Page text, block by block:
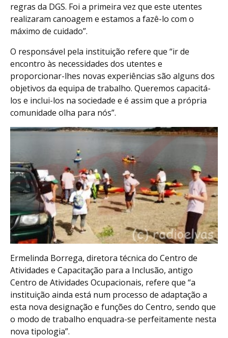
regras da DGS. Foi a primeira vez que este utentes
realizaram canoagem e estamos a fazê-lo com o
máximo de cuidado”.
O responsável pela instituição refere que “ir de
encontro às necessidades dos utentes e
proporcionar-lhes novas experiências são alguns dos
objetivos da equipa de trabalho. Queremos capacitá-
los e inclui-los na sociedade e é assim que a própria
comunidade olha para nós”.
Ermelinda Borrega, diretora técnica do Centro de
Atividades e Capacitação para a Inclusão, antigo
Centro de Atividades Ocupacionais, refere que “a
instituição ainda está num processo de adaptação a
esta nova designação e funções do Centro, sendo que
o modo de trabalho enquadra-se perfeitamente nesta
nova tipologia”.